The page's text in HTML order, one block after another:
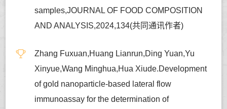
samples,JOURNAL OF FOOD COMPOSITION
AND ANALYSIS,2024,134(共同通讯作者)
Zhang Fuxuan,Huang Lianrun,Ding Yuan,Yu
Xinyue,Wang Minghua,Hua Xiude.Development
of gold nanoparticle-based lateral flow
immunoassay for the determination of